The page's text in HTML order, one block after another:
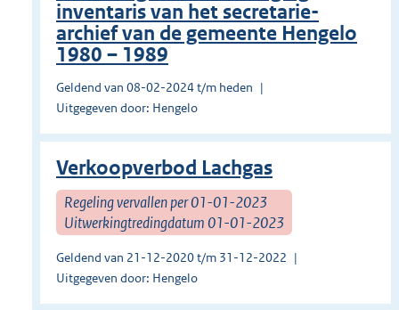
inventaris van het secretarie-
archief van de gemeente Hengelo
1980 – 1989
Geldend van 08-02-2024 t/m heden
Uitgegeven door: Hengelo
Verkoopverbod Lachgas
Regeling vervallen per 01-01-2023
Uitwerkingtredingdatum 01-01-2023
Geldend van 21-12-2020 t/m 31-12-2022
Uitgegeven door: Hengelo